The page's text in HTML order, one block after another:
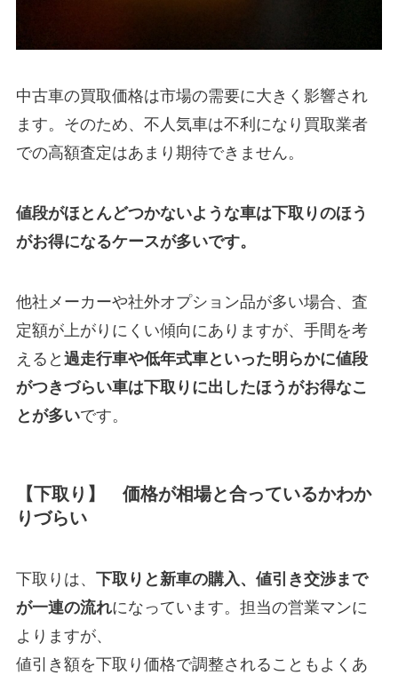
中古車の買取価格は市場の需要に大きく影響され
ます。そのため、不人気車は不利になり買取業者
での高額査定はあまり期待できません。
値段がほとんどつかないような車は下取りのほう
がお得になるケースが多いです。
他社メーカーや社外オプション品が多い場合、査
定額が上がりにくい傾向にありますが、手間を考
えると 過走行車や低年式車といった明らかに値段
がつきづらい車は下取りに出したほうがお得なこ
とが多いです。
【下取り】 価格が相場と合っているかわか
りづらい
下取りは、 下取りと新車の購入、値引き交渉まで
が一連の流れになっています。担当の営業マンに
よりますが、
値引き額を下取り価格で調整されることもよくあ